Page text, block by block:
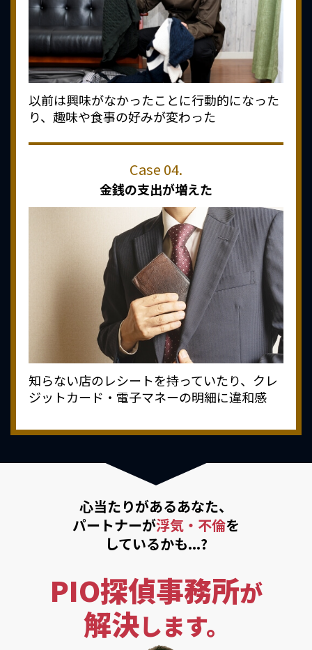
以前は興味がなかったことに行動的になった
り、趣味や食事の好みが変わった
金銭の支出が増えた
知らない店のレシートを持っていたり、クレ
ジットカード・電子マネーの明細に違和感
心当たりがあるあなた、
パートナーが浮気・不倫を
しているかも...?
PIO探偵事務所が
解決します。